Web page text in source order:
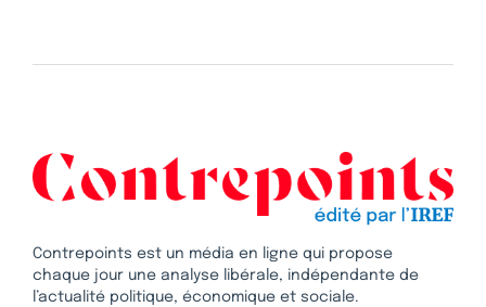
Contrepoints est un média en ligne qui propose
chaque jour une analyse libérale, indépendante de
l’actualité politique, économique et sociale.